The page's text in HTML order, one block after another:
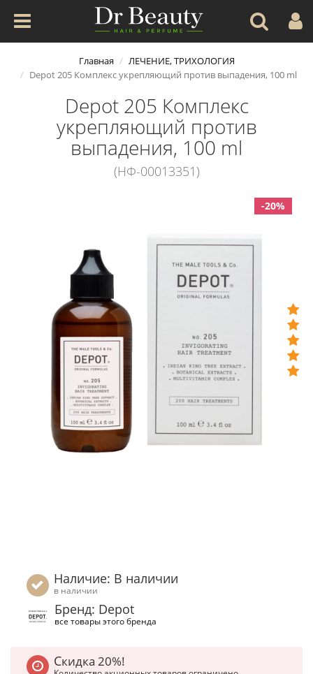
Главная
ЛЕЧЕНИЕ, ТРИХОЛОГИЯ
Depot 205 Комплекс укрепляющий против выпадения, 100 ml
Depot 205 Комплекс
укрепляющий против
выпадения, 100 ml
(НФ-00013351)
-20%
Наличие: В наличии
в наличии
Бренд: Depot
все товары этого бренда
Скидка 20%!